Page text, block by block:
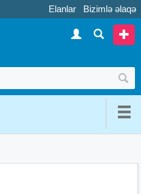
Elanlar Bizimlə əlaqə